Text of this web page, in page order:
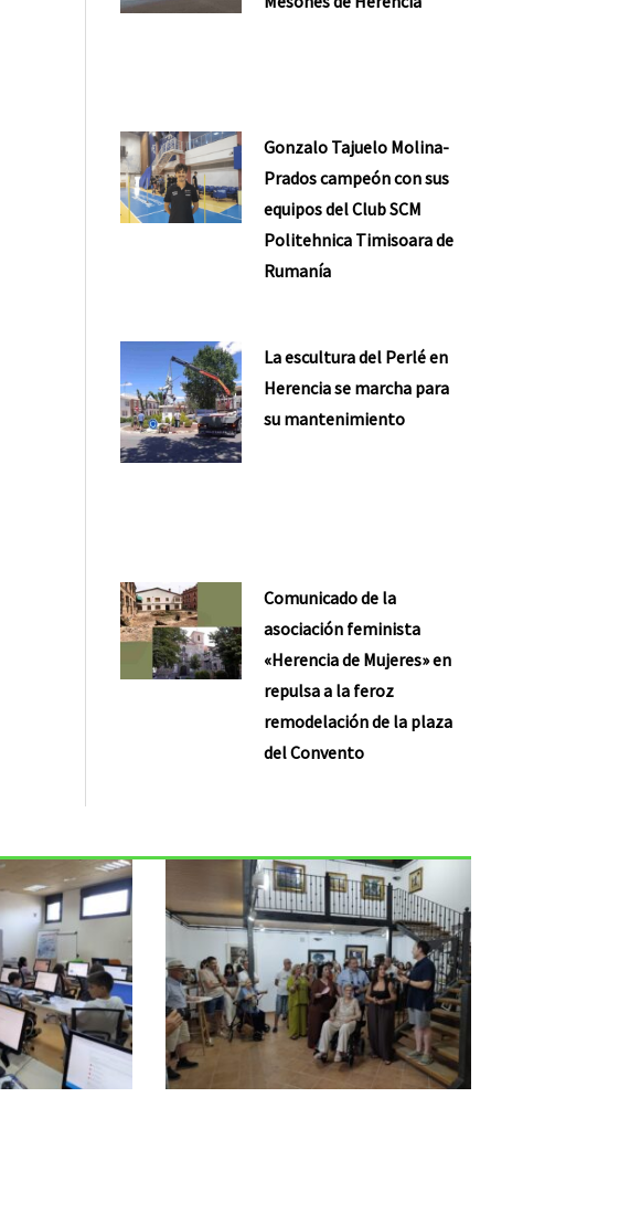
Gonzalo Tajuelo Molina-
Prados campeón con sus
equipos del Club SCM
Politehnica Timisoara de
Rumanía
La escultura del Perlé en
Herencia se marcha para
su mantenimiento
Comunicado de la
asociación feminista
«Herencia de Mujeres» en
repulsa a la feroz
remodelación de la plaza
del Convento